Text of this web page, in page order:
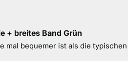
+ breites Band Grün
mal bequemer ist als die typischen